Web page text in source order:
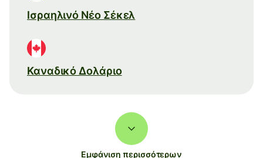
Ισραηλινό Νέο Σέκελ
Καναδικό Δολάριο
Εμφάνιση περισσότερων